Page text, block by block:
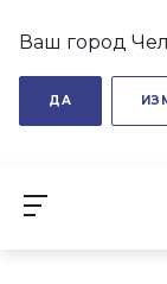
Ваш город
ДА